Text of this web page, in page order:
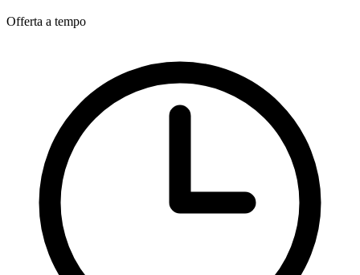
Offerta a tempo